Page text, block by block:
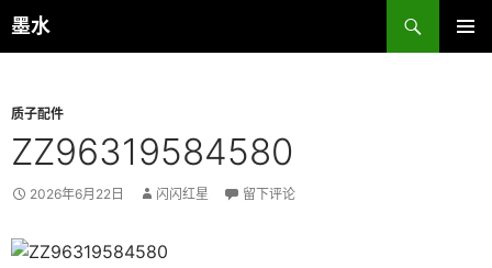
跳
至
墨水
搜
索
质子配件
ZZ96319584580
2026年6月22日 闪闪红星 留下评论